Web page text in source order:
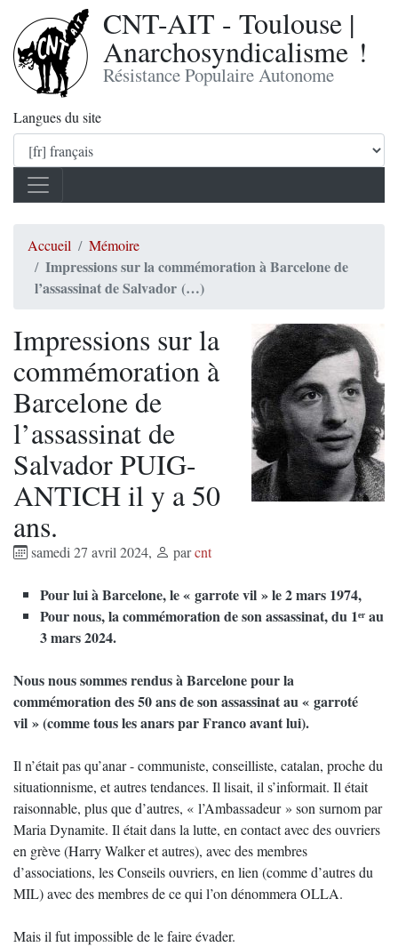
CNT-AIT - Toulouse |
Anarchosyndicalisme !
Résistance Populaire Autonome
Langues du site
Accueil Mémoire
Impressions sur la commémoration à Barcelone de
l’assassinat de Salvador (…)
Impressions sur la
commémoration à
Barcelone de
l’assassinat de
Salvador PUIG-
ANTICH il y a 50
ans.
samedi 27 avril 2024, parcnt
Pour lui à Barcelone, le « garrote vil » le 2 mars 1974,
Pour nous, la commémoration de son assassinat, du 1ᵉʳ au
3 mars 2024.
Nous nous sommes rendus à Barcelone pour la
commémoration des 50 ans de son assassinat au « garroté
vil » (comme tous les anars par Franco avant lui).
Il n’était pas qu’anar - communiste, conseilliste, catalan, proche du
situationnisme, et autres tendances. Il lisait, il s’informait. Il était
raisonnable, plus que d’autres, « l’Ambassadeur » son surnom par
Maria Dynamite. Il était dans la lutte, en contact avec des ouvriers
en grève (Harry Walker et autres), avec des membres
d’associations, les Conseils ouvriers, en lien (comme d’autres du
MIL) avec des membres de ce qui l’on dénommera OLLA.
Mais il fut impossible de le faire évader.